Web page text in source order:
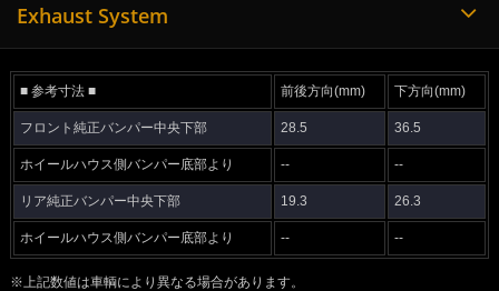
Exhaust System
■ 参考寸法 ■ 前後方向(mm) 下方向(mm)
フロント純正バンパー中央下部 28.5 36.5
ホイールハウス側バンパー底部より -- --
リア純正バンパー中央下部 19.3 26.3
ホイールハウス側バンパー底部より -- --
※上記数値は車輌により異なる場合があります。